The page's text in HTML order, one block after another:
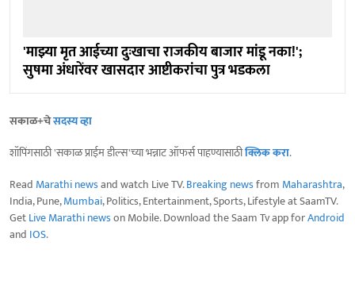
'माझ्या मृत आईच्या दुःखाचा राजकीय बाजार मांडू नका!';
सुषमा अंधारेंवर खासदार आष्टीकरांचा पुत्र भडकला
सकाळ+चेसदस्य व्हा
शॉपिंगसाठी 'सकाळ प्राईम डील्स'च्या भन्नाट ऑफर्स पाहण्यासाठीक्लिक करा.
Read Marathi newsand watch Live TV.Breaking newsfrom Maharashtra,
India, Pune,Mumbai, Politics, Entertainment, Sports, Lifestyle at SaamTV.
GetLive Marathi newson Mobile. Download the Saam Tv app forAndroid
and IOS.